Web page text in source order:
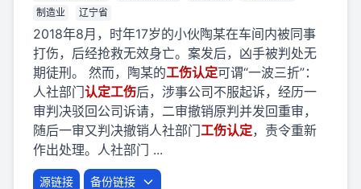
制造业
辽宁省
2018年8月，时年17岁的小伙陶某在车间内被同事
打伤，后经抢救无效身亡。案发后，凶手被判处无
期徒刑。 然而，陶某的工伤认定可谓“一波三折”：
人社部门认定工伤后，涉事公司不服起诉，经历一
审判决驳回公司诉请，二审撤销原判并发回重审，
随后一审又判决撤销人社部门工伤认定，责令重新
作出处理。人社部门 ...
源链接 备份链接